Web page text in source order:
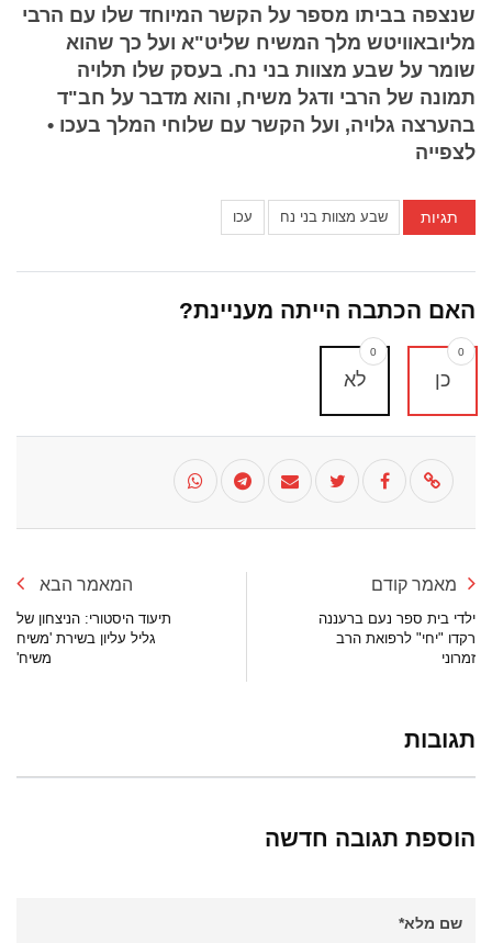
שנצפה בביתו מספר על הקשר המיוחד שלו עם הרבי
מליובאוויטש מלך המשיח שליט"א ועל כך שהוא
שומר על שבע מצוות בני נח. בעסק שלו תלויה
תמונה של הרבי ודגל משיח, והוא מדבר על חב"ד
בהערצה גלויה, ועל הקשר עם שלוחי המלך בעכו •
לצפייה
תגיות שבע מצוות בני נח עכו
האם הכתבה הייתה מעניינת?
כן
0
לא
0
מאמר קודם
ילדי בית ספר נעם ברעננה
רקדו "יחי" לרפואת הרב
זמרוני
המאמר הבא
תיעוד היסטורי: הניצחון של
גליל עליון בשירת 'משיח
משיח'
תגובות
הוספת תגובה חדשה